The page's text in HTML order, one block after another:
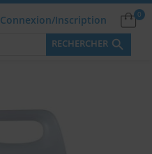
0
Connexion/Inscription
RECHERCHER 